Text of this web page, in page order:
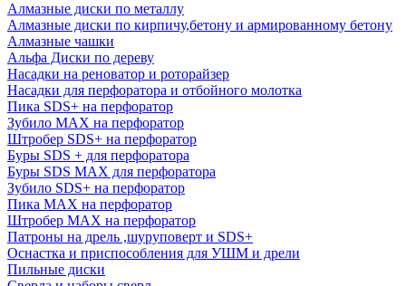
Алмазные диски по металлу
Алмазные диски по кирпичу,бетону и армированному бетону
Алмазные чашки
Альфа Диски по дереву
Насадки на реноватор и роторайзер
Насадки для перфоратора и отбойного молотка
Пика SDS+ на перфоратор
Зубило MAX на перфоратор
Штробер SDS+ на перфоратор
Буры SDS + для перфоратора
Буры SDS MAX для перфоратора
Зубило SDS+ на перфоратор
Пика MAX на перфоратор
Штробер MAX на перфоратор
Патроны на дрель ,шуруповерт и SDS+
Оснастка и приспособления для УШМ и дрели
Пильные диски